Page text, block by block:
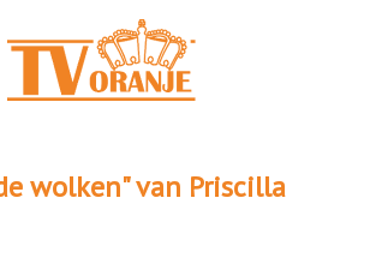
wolken" van Priscilla